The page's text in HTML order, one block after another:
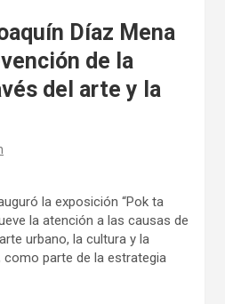
Díaz Mena
de la
del arte y la
la exposición “Pok ta
la atención a las causas de
urbano, la cultura y la
como parte de la estrategia